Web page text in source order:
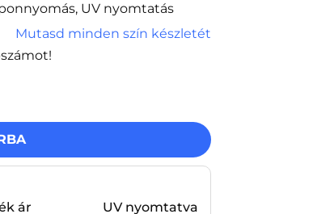
UV nyomtatás
Mutasd minden szín készletét
ár
UV nyomtatva